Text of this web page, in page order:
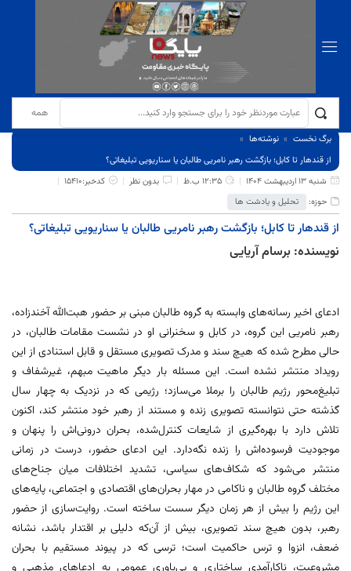
برگ نخست
نوشته‌ها
از قندهار تا کابل؛ بازگشت رهبر نامریی طالبان یا سناریویی تبلیغاتی؟
شنبه 13 اردیبهشت 1404
12:35 ب.ظ بدون نظر
کدخبر:15410
حوزه:
تحلیل و یادشت ها
از قندهار تا کابل؛ بازگشت رهبر نامریی طالبان یا سناریویی تبلیغاتی؟
نویسنده: برسام آریایی
ادعای اخیر رسانه‌های وابسته به گروه طالبان مبنی بر حضور هبت‌الله آخندزاده،
رهبر نامریی این گروه، در کابل و سخنرانی او در نشست مقامات طالبان، در
حالی مطرح شده که هیچ سند و مدرک تصویری مستقل و قابل استنادی از این
رویداد منتشر نشده است. این مسئله بار دیگر ماهیت مبهم، غیرشفاف و
تبلیغ‌محور رژیم طالبان را برملا می‌سازد؛ رژیمی که در نزدیک به چهار سال
گذشته حتی نتوانسته تصویری زنده و مستند از رهبر خود منتشر کند، اکنون
تلاش دارد با بهره‌گیری از شایعات کنترل‌شده، بحران درونی‌اش را پنهان و
موجودیت فرسوده‌اش را زنده نگه‌دارد. این ادعای حضور، درست در زمانی
منتشر می‌شود که شکاف‌های سیاسی، تشدید اختلافات میان جناح‌های
مختلف گروه طالبان و ناکامی در مهار بحران‌های اقتصادی و اجتماعی، پایه‌های
این رژیم را بیش از هر زمان دیگر سست ساخته است. روایت‌سازی از حضور
رهبر، بدون هیچ سند تصویری، بیش از آن‌که دلیلی بر اقتدار باشد، نشانه
ضعف، انزوا و ترس حاکمیت است؛ ترسی که در پیوند مستقیم با بحران